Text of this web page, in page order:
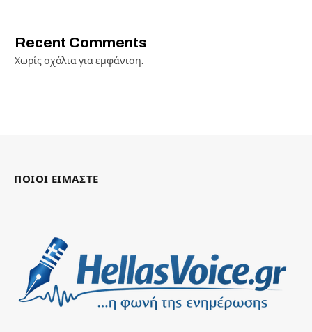
Recent Comments
Χωρίς σχόλια για εμφάνιση.
ΠΟΙΟΙ ΕΙΜΑΣΤΕ